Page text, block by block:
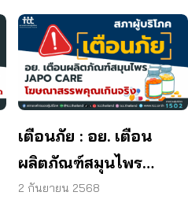
ยีสต์ และรา เกิน
มาตรฐานกำหนด ใน
ผลิตภัณฑ์ย้อมผม
เตือนภัย : อย. เตือน
ผลิตภัณฑ์สมุนไพร
JAPO CARE โฆษณา
2 กันยายน 2568